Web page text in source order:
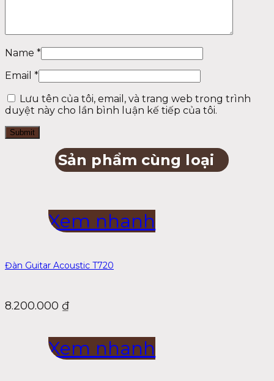
Name *
Email *
Lưu tên của tôi, email, và trang web trong trình
duyệt này cho lần bình luận kế tiếp của tôi.
Sản phẩm cùng loại
Xem nhanh
Đàn Guitar Acoustic T720
8.200.000 ₫
Xem nhanh